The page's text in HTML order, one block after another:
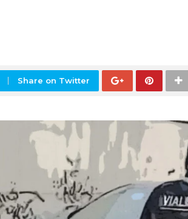
Share on Twitter